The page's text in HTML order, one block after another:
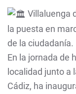
Villaluenga
la puesta en
de la ciudadanía.
En la jornada de
localidad junto a
Cádiz, ha